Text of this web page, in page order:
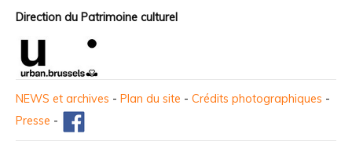
Direction du Patrimoine culturel
NEWS et archives - Plan du site - Crédits photographiques -
Presse -